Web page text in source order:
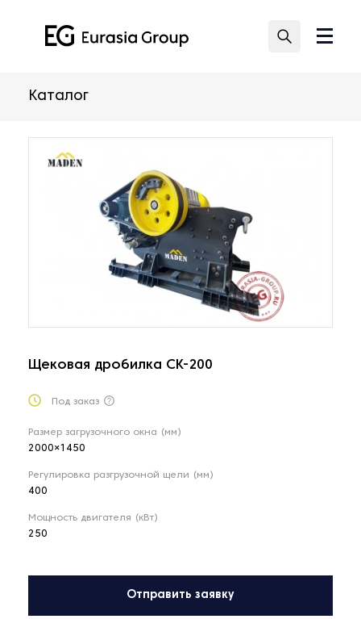
Каталог
Щековая дробилка CK-200
Под заказ
Размер загрузочного окна (мм)
2000×1450
Регулировка разгрузочной щели (мм)
400
Мощность двигателя (кВт)
250
Отправить заявку